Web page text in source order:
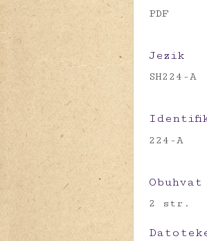
PDF
Jezik
SH224-A
224-A
Obuhvat
2 str.